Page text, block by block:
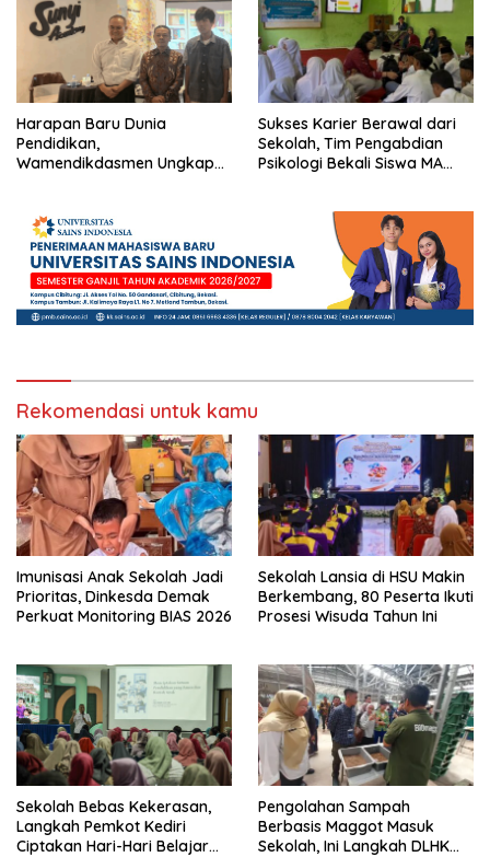
Harapan Baru Dunia
Pendidikan,
Wamendikdasmen Ungkap
Sukses Karier Berawal dari
Sekolah, Tim Pengabdian
Psikologi Bekali Siswa MA
Rekomendasi untuk kamu
Imunisasi Anak Sekolah Jadi
Prioritas, Dinkesda Demak
Perkuat Monitoring BIAS 2026
Sekolah Lansia di HSU Makin
Berkembang, 80 Peserta Ikuti
Prosesi Wisuda Tahun Ini
Sekolah Bebas Kekerasan,
Langkah Pemkot Kediri
Ciptakan Hari-Hari Belajar
Pengolahan Sampah
Berbasis Maggot Masuk
Sekolah, Ini Langkah DLHK